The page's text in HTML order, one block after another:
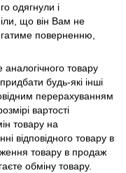
одягнули і
що він Вам не
поверненню,
товару
будь-які інші
перерахуванням
вартості
товару на
відповідного товару в
товару в продаж
обміну товару.